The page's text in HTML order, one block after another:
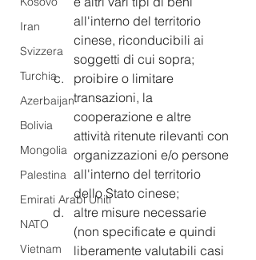
Iran
Svizzera
Turchia
Azerbaijan
Bolivia
Mongolia
Palestina
Emirati Arabi Uniti
NATO
Vietnam
all'interno del territorio
cinese, riconducibili ai
soggetti di cui sopra;
proibire o limitare
transazioni, la
cooperazione e altre
attività ritenute rilevanti con
organizzazioni e/o persone
all'interno del territorio
dello Stato cinese;
altre misure necessarie
(non specificate e quindi
liberamente valutabili casi